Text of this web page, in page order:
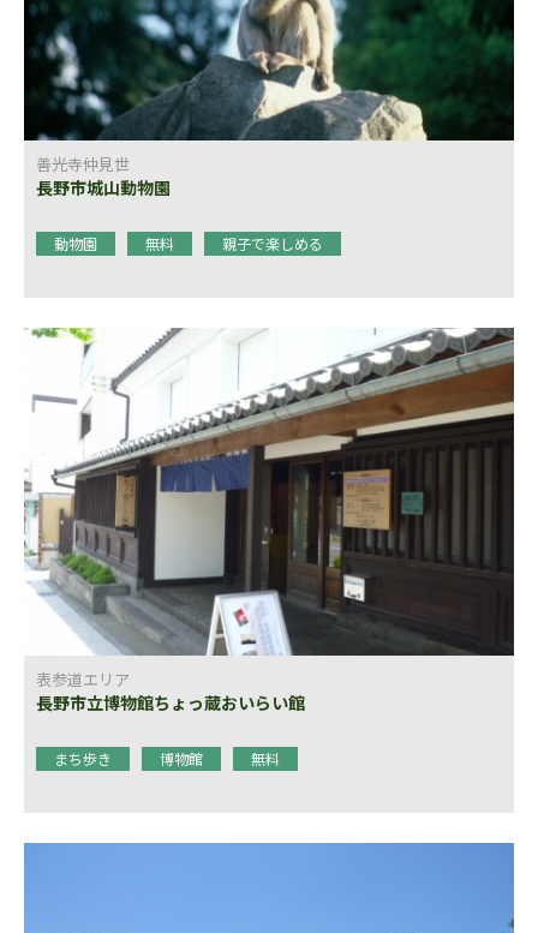
善光寺仲見世
長野市城山動物園
動物園 無料 親子で楽しめる
表参道エリア
長野市立博物館ちょっ蔵おいらい館
まち歩き 博物館 無料